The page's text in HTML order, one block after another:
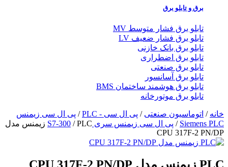
برق و تابلو برق
تابلو برق فشار متوسط MV
تابلو برق فشار ضعیف LV
تابلو برق بانک خازنی
تابلو برق اضطراری
تابلو برق صنعتی
تابلو برق آسانسور
تابلو برق هوشمند ساختمان BMS
تابلو برق موتورخانه
خانه / اتوماسیون صنعتی / پی ال سی - PLC / پی ال سی زیمنس
Siemens PLC
/ پی ال سی زیمنس سری S7-300
/ PLC زیمنس مدل
CPU 317F-2 PN/DP